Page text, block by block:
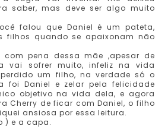
saber, mas deve ser algo muito
falou que Daniel é um pateta,
filhos quando se apaixonam não
com pena dessa mãe ,apesar de
vai sofrer muito, infeliz na vida
um filho, na verdade só o
foi Daniel e zelar pela felicidade
objetivo na vida dela, e agora
Cherry de ficar com Daniel, o filho
ansiosa por essa leitura.
) e a capa.